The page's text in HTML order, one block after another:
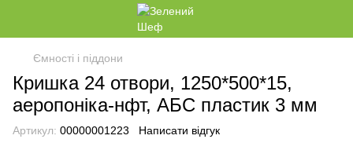
Ємності і піддони
Кришка 24 отвори, 1250*500*15,
аеропоніка-нфт, АБС пластик 3 мм
Артикул: 00000001223 Написати відгук